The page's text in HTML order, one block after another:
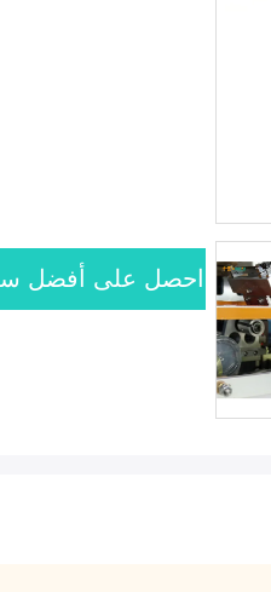
احصل على أفضل